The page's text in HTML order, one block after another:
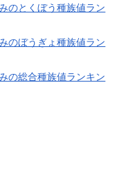
のとくぼう種族値ラン
のぼうぎょ種族値ラン
の総合種族値ランキン